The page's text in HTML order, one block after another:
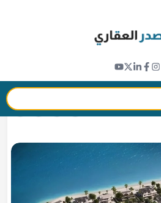
"نخيل" تتعاون مع 6 شركات معمارية لتصميم
علي
f
𝕏
in